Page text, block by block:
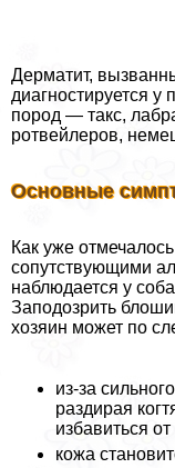
Дерматит,
диагностируется у
пород — такс,
ротвейлеров,
Основные
Как уже
сопутствующими
наблюдается у
Заподозрить
хозяин может по
из-за
раздирая
избавиться
кожа